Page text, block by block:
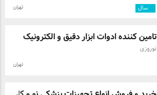
سال تهران
تامین کننده ادوات ابزار دقیق و الکترونیک
نوروزی
تهران